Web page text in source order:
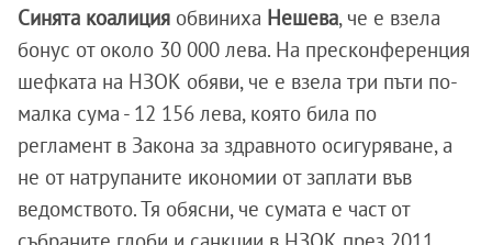
Синята коалиция обвиниха Нешева, че е взела
бонус от около 30 000 лева. На пресконференция
шефката на НЗОК обяви, че е взела три пъти по-
малка сума - 12 156 лева, която била по
регламент в Закона за здравното осигуряване, а
не от натрупаните икономии от заплати във
ведомството. Тя обясни, че сумата е част от